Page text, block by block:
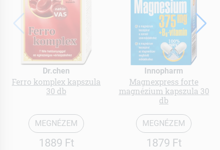
Dr.chen
Ferro komplex kapszula
30 db
MEGNÉZEM
1889 Ft
Innopharm
Magnexpress forte
magnézium kapszula 30
db
MEGNÉZEM
1879 Ft